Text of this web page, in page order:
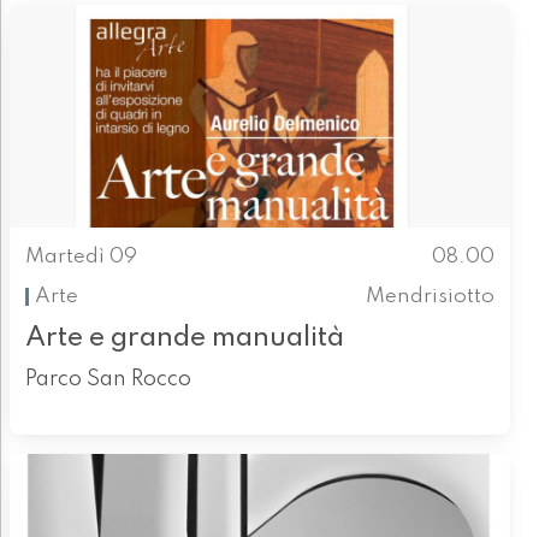
Martedì 09
08.00
Arte
Mendrisiotto
Arte e grande manualità
Parco San Rocco